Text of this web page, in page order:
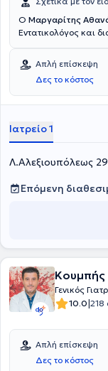
Ο Μαργαρίτης
Εντατικολόγος και
Καποδιστριακού
εμπειρία και
Απλή επίσκεψη
Δες το κόστος
Ιατρείο 1
Λ.Αλεξιουπόλεως
Επόμενη
Κουμπής
Γενικός
10.0|218
Απλή επίσκεψη
Δες το κόστος